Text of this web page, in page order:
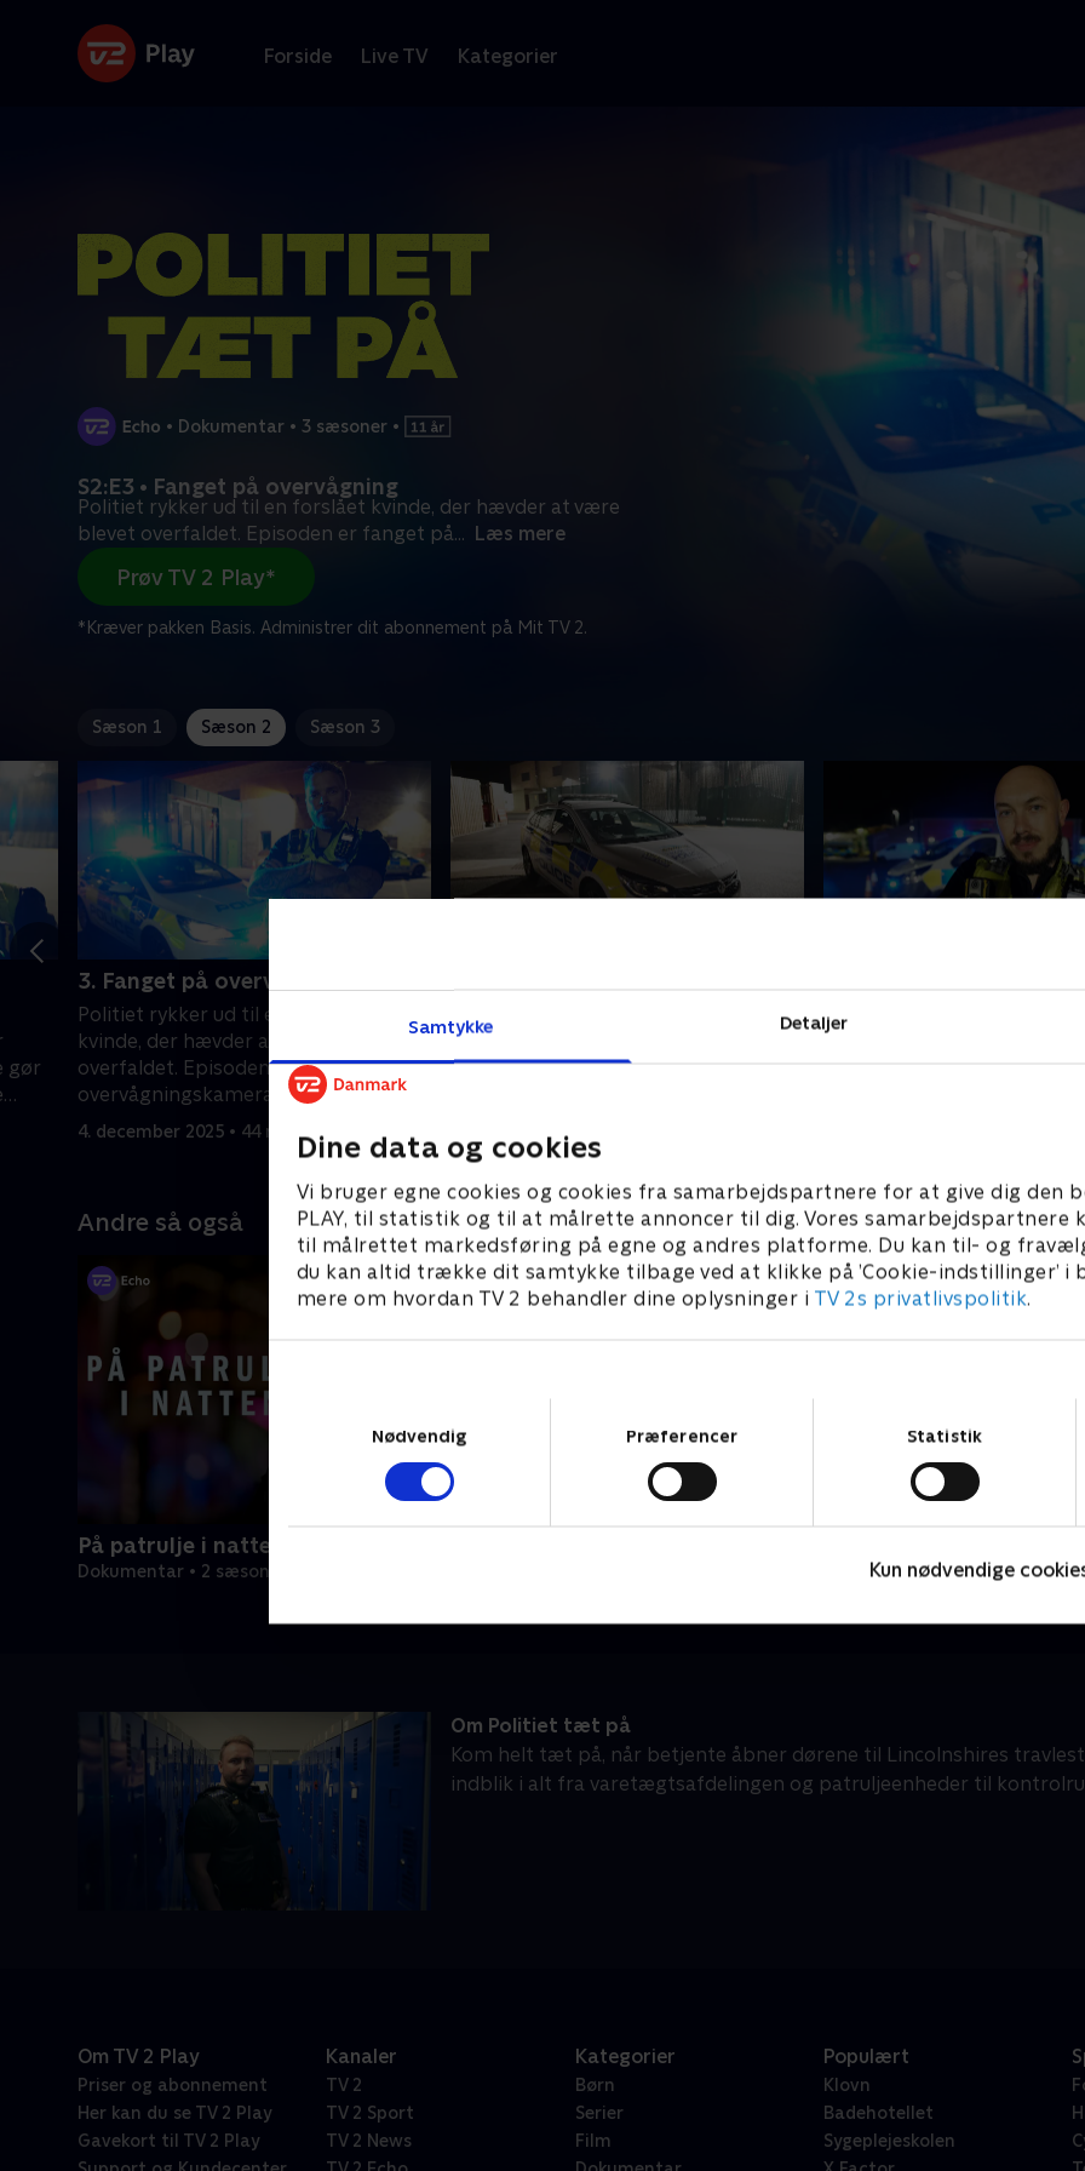
Samtykke Detaljer
Dine data og cookies
Vi bruger egne cookies og cookies fra samarbejdspartnere for at give dig den
PLAY, til statistik og til at målrette annoncer til dig. Vores samarbejdspartnere
til målrettet markedsføring på egne og andres platforme. Du kan til- og
du kan altid trække dit samtykke tilbage ved at klikke på ’Cookie-indstillinger’ i
mere om hvordan TV 2 behandler dine oplysninger i TV 2s privatlivspolitik.
Nødvendig
Præferencer Statistik
Kun nødvendige
Forside Live TV Kategorier
• Dokumentar • 3 sæsoner •
S2:E3 • Fanget på overvågning
Politiet rykker ud til en forslået kvinde, der hævder at være
blevet overfaldet. Episoden er fanget på... Læs mere
Prøv TV 2 Play*
*Kræver pakken Basis. Administrer dit abonnement på Mit TV 2.
Sæson 1 Sæson 2 Sæson 3
gør
3. Fanget på overvågning
Politiet rykker ud til en forslået
kvinde, der hævder at være blevet
overfaldet. Episoden er fanget på
overvågningskamera, hvilket styrker
efterforskningen.
4. december 2025 • 44 min
Simon giver et øjenåbnende indblik i
politiets hverdag, hvor psykiske
lidelser spiller en rolle i over halvdelen
4. december 2025 • 45 min
En betjent har brug for akut
Andre så også
På patrulje i natten
Dokumentar • 2 sæsoner
Om Politiet tæt på
Kom helt tæt på, når betjente åbner dørene til Lincolnshires
indblik i alt fra varetægtsafdelingen og patruljeenheder til
Om TV 2 Play
Priser og abonnement
Her kan du se TV 2 Play
Gavekort til TV 2 Play
Kanaler
TV 2
TV 2 Sport
TV 2 News
Kategorier
Børn
Serier
Film
Populært
Klovn
Badehotellet
Sygeplejeskolen